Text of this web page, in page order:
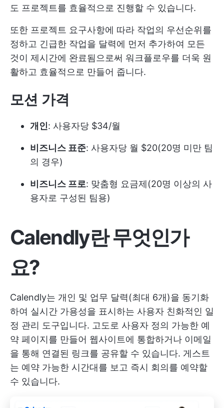
도 프로젝트를 효율적으로 진행할 수 있습니다.
또한 프로젝트 요구사항에 따라 작업의 우선순위를
정하고 긴급한 작업을 달력에 먼저 추가하여 모든
것이 제시간에 완료됨으로써 워크플로우를 더욱 원
활하고 효율적으로 만들어 줍니다.
모션 가격
개인: 사용자당 $34/월
비즈니스 표준: 사용자당 월 $20(20명 미만 팀
의 경우)
비즈니스 프로: 맞춤형 요금제(20명 이상의 사
용자로 구성된 팀용)
Calendly란 무엇인가
요?
Calendly는 개인 및 업무 달력(최대 6개)을 동기화
하여 실시간 가용성을 표시하는 사용자 친화적인 일
정 관리 도구입니다. 고도로 사용자 정의 가능한 예
약 페이지를 만들어 웹사이트에 통합하거나 이메일
을 통해 연결된 링크를 공유할 수 있습니다. 게스트
는 예약 가능한 시간대를 보고 즉시 회의를 예약할
수 있습니다.